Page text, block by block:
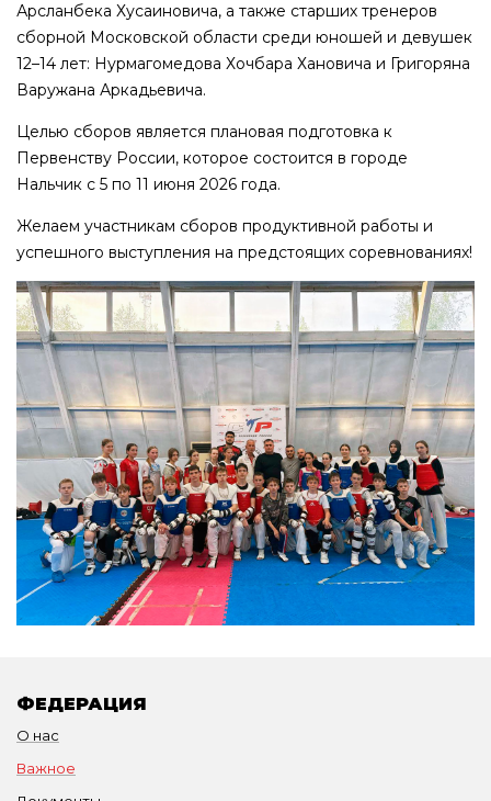
Арсланбека Хусаиновича, а также старших тренеров
сборной Московской области среди юношей и девушек
12–14 лет: Нурмагомедова Хочбара Хановича и Григоряна
Варужана Аркадьевича.
Целью сборов является плановая подготовка к
Первенству России, которое состоится в городе
Нальчик с 5 по 11 июня 2026 года.
Желаем участникам сборов продуктивной работы и
успешного выступления на предстоящих соревнованиях!
ФЕДЕРАЦИЯ
О нас
Важное